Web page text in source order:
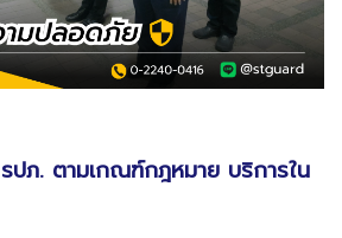
ปภ. ตามเกณฑ์กฎหมาย บริการใน